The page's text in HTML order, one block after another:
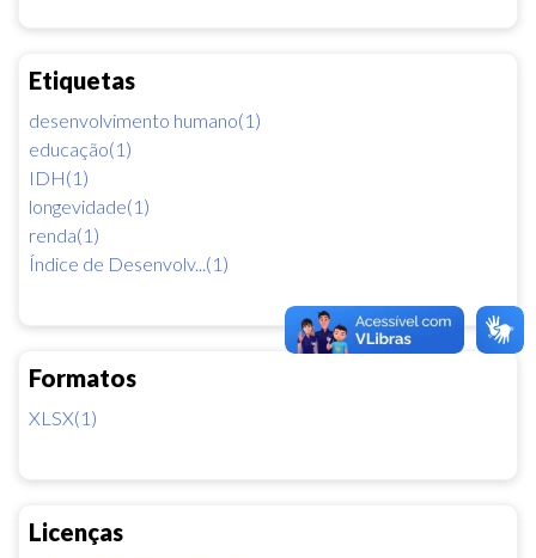
Etiquetas
desenvolvimento humano(1)
educação(1)
IDH(1)
longevidade(1)
renda(1)
Índice de Desenvolv...(1)
Formatos
XLSX(1)
Licenças